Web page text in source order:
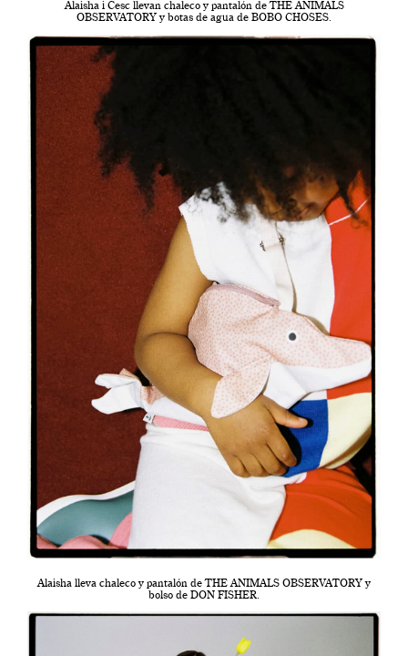
Alaisha i Cesc llevan chaleco y pantalón de THE ANIMALS
OBSERVATORY y botas de agua de BOBO CHOSES.
Alaisha lleva chaleco y pantalón de THE ANIMALS OBSERVATORY y
bolso de DON FISHER.